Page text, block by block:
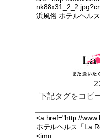
下記タグをコピ